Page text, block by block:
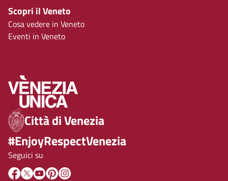
Scopri il Veneto
Cosa vedere in Veneto
Eventi in Veneto
Città di Venezia
#EnjoyRespectVenezia
Seguici su